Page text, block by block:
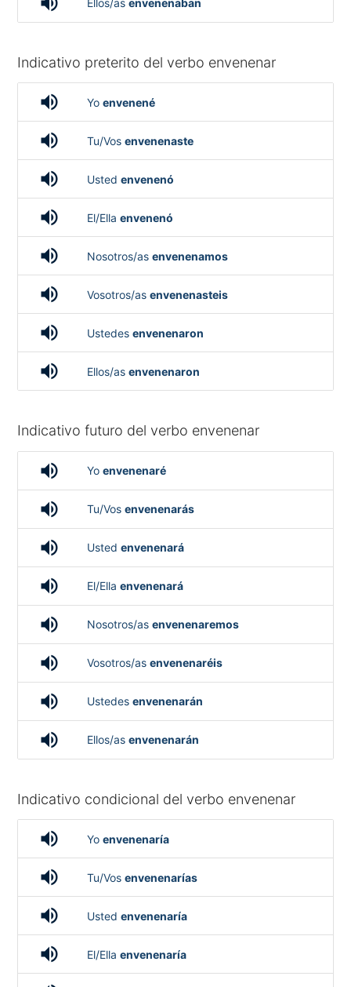
Ellos/as envenenaban
Indicativo preterito del verbo envenenar
volume_up Yo envenené
volume_up Tu/Vos envenenaste
volume_up Usted envenenó
volume_up El/Ella envenenó
volume_up Nosotros/as envenenamos
volume_up Vosotros/as envenenasteis
volume_up Ustedes envenenaron
volume_up Ellos/as envenenaron
Indicativo futuro del verbo envenenar
volume_up Yo envenenaré
volume_up Tu/Vos envenenarás
volume_up Usted envenenará
volume_up El/Ella envenenará
volume_up Nosotros/as envenenaremos
volume_up Vosotros/as envenenaréis
volume_up Ustedes envenenarán
volume_up Ellos/as envenenarán
Indicativo condicional del verbo envenenar
volume_up Yo envenenaría
volume_up Tu/Vos envenenarías
volume_up Usted envenenaría
volume_up El/Ella envenenaría